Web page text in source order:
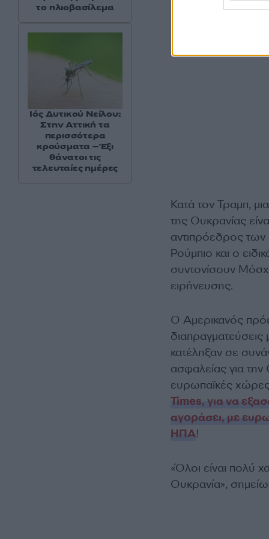
Κατά τον Τραμπ,
της Ουκρανίας
αντιπρόεδρος
Ρούμπιο και ο
συντονίσουν Μόσχα
ειρήνευσης.
Ο Αμερικανός
διαπραγματεύσεις
κατέληξαν σε
ασφαλείας για
ευρωπαϊκές
Times, για να
αγοράσει, με
ΗΠΑ!
«Όλοι είναι πολύ
Ουκρανία»,
το ηλιοβασίλεμα
Ιός Δυτικού Νείλου:
Στην Αττική τα
περισσότερα
κρούσματα – Έξι
θάνατοι τις
τελευταίες ημέρες